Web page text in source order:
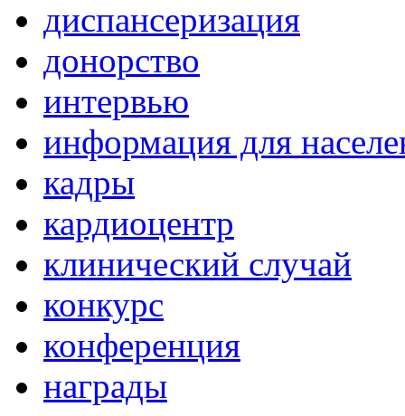
диспансеризация
донорство
интервью
информация для
кадры
кардиоцентр
клинический случай
конкурс
конференция
награды